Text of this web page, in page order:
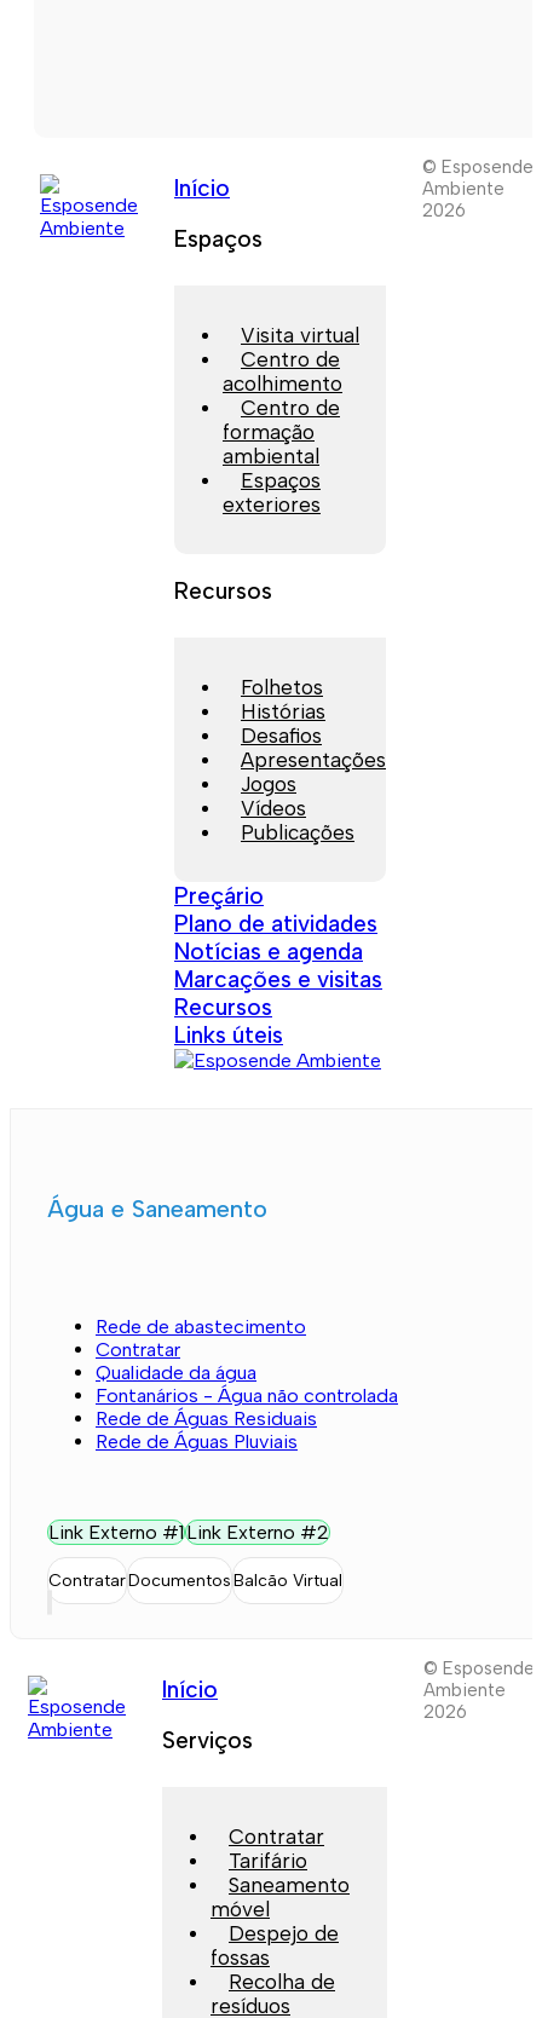
Início
Espaços
Visita virtual
Centro de
acolhimento
Centro de
formação
ambiental
Espaços
exteriores
Recursos
Folhetos
Histórias
Desafios
Apresentações
Jogos
Vídeos
Publicações
Preçário
Plano de atividades
Notícias e agenda
Marcações e visitas
Recursos
Links úteis
© Esposende
Ambiente
2026
Água e Saneamento
Rede de abastecimento
Contratar
Qualidade da água
Fontanários - Água não controlada
Rede de Águas Residuais
Rede de Águas Pluviais
Link Externo #1Link Externo #2
ContratarDocumentosBalcão Virtual
Início
Serviços
Contratar
Tarifário
Saneamento
móvel
Despejo de
fossas
Recolha de
resíduos
© Esposende
Ambiente
2026